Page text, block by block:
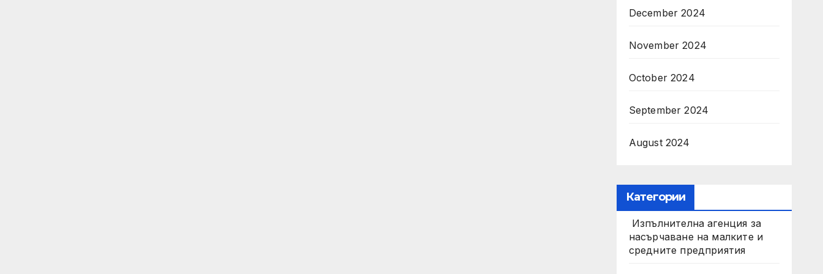
December 2024
November 2024
October 2024
September 2024
August 2024
Категории
Изпълнителна агенция за
насърчаване на малките и
средните предприятия